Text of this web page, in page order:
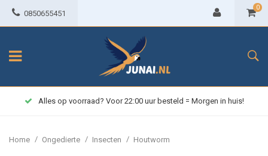
0850655451
0
Alles op voorraad? Voor 22:00 uur besteld = Morgen in huis!
Home / Ongedierte / Insecten / Houtworm